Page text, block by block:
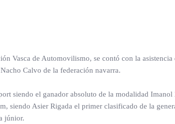
Vasca de Automovilismo, se contó con la
Calvo de la federación navarra.
siendo el ganador absoluto de la modalidad
siendo Asier Rigada el primer clasificado de la
júnior.